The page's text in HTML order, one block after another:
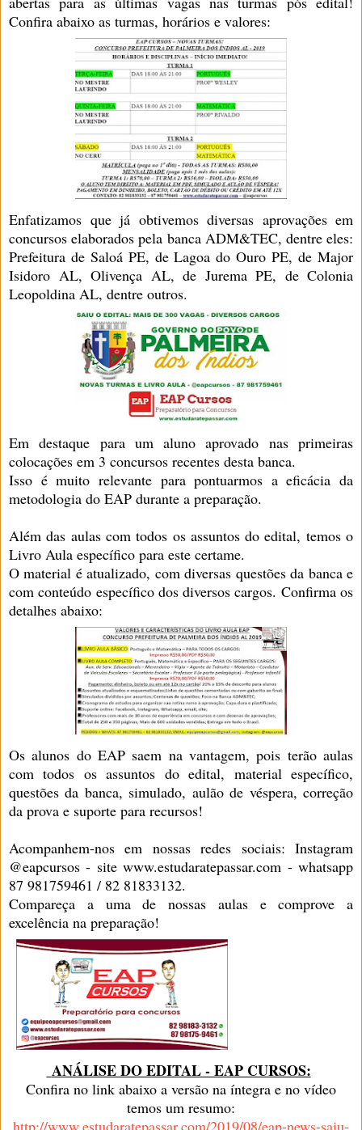
Confira abaixo as turmas, horários e valores:
Enfatizamos que já obtivemos diversas aprovações em
concursos elaborados pela banca ADM&TEC, dentre eles:
Prefeitura de Saloá PE, de Lagoa do Ouro PE, de Major
Isidoro AL, Olivença AL, de Jurema PE, de Colonia
Leopoldina AL, dentre outros.
Em destaque para um aluno aprovado nas primeiras
colocações em 3 concursos recentes desta banca.
Isso é muito relevante para pontuarmos a eficácia da
metodologia do EAP durante a preparação.
Além das aulas com todos os assuntos do edital, temos o
Livro Aula específico para este certame.
O material é atualizado, com diversas questões da banca e
com conteúdo específico dos diversos cargos. Confirma os
detalhes abaixo:
Os alunos do EAP saem na vantagem, pois terão aulas
com todos os assuntos do edital, material específico,
questões da banca, simulado, aulão de véspera, correção
da prova e suporte para recursos!
Acompanhem-nos em nossas redes sociais: Instagram
@eapcursos - site www.estudaratepassar.com - whatsapp
87 981759461 / 82 81833132.
Compareça a uma de nossas aulas e comprove a
excelência na preparação!
ANÁLISE DO EDITAL - EAP CURSOS:
Confira no link abaixo a versão na íntegra e no vídeo
temos um resumo:
http://www.estudaratepassar.com/2019/08/eap-news-saiu-